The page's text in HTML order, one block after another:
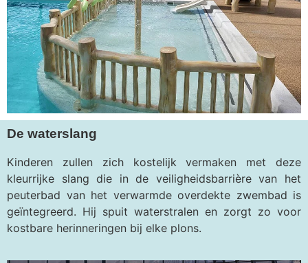
De waterslang
Kinderen zullen zich kostelijk vermaken met deze
kleurrijke slang die in de veiligheidsbarrière van het
peuterbad van het verwarmde overdekte zwembad is
geïntegreerd. Hij spuit waterstralen en zorgt zo voor
kostbare herinneringen bij elke plons.